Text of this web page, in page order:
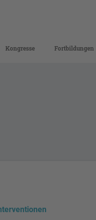
Kongresse Fortbildungen